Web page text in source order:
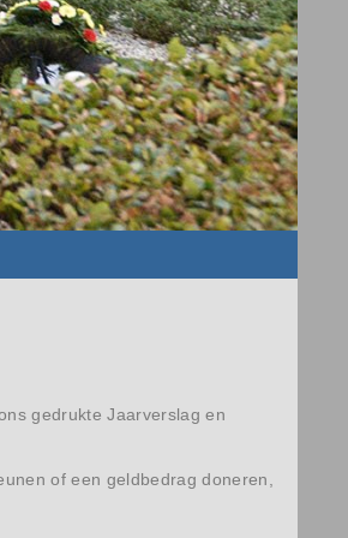
gedrukte Jaarverslag en
of een geldbedrag doneren,